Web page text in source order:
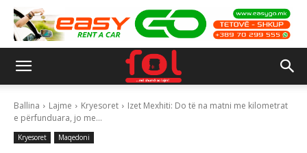
Ballina Lajme Kryesoret
Izet Mexhiti: Do të na matni me kilometrat
e përfunduara, jo me...
Kryesoret Maqedoni